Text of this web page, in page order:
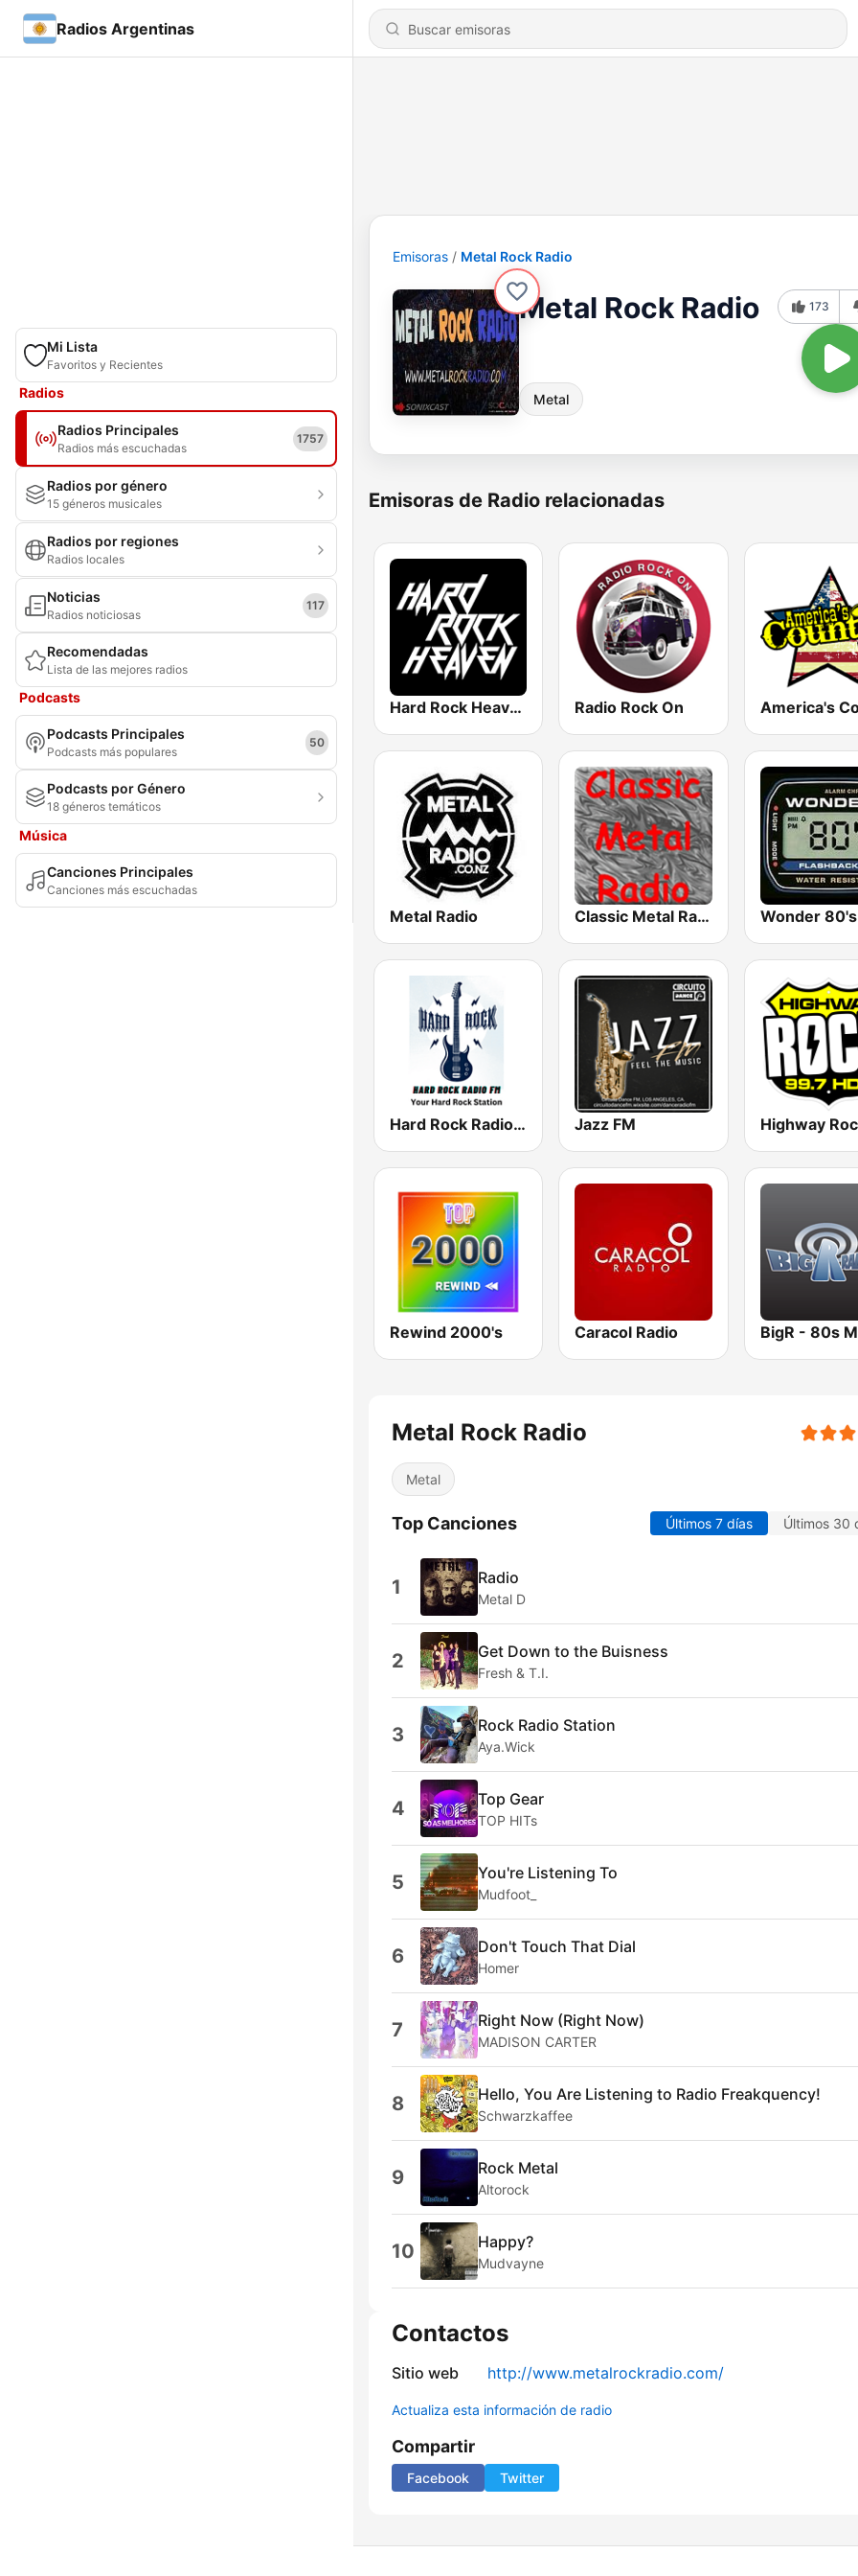
Radios Argentinas
Mi Lista
Favoritos y Recientes
Radios
Radios Principales
Radios más escuchadas
1757
Radios por género
15 géneros musicales
Radios por regiones
Radios locales
Noticias
Radios noticiosas
117
Recomendadas
Lista de las mejores radios
Podcasts
Podcasts Principales
Podcasts más populares
50
Podcasts por Género
18 géneros temáticos
Música
Canciones Principales
Canciones más escuchadas
Emisoras Metal Rock Radio
Metal Rock Radio
Metal
173
Emisoras de Radio relacionadas
Hard Rock Heaven Radio Rock On
Metal Radio Classic Metal Radio Wonder 80's
Hard Rock Radio FM Jazz FM Highway
Rewind 2000's Caracol Radio
Metal Rock Radio
Metal
Top Canciones Últimos 7 días Últimos 30
1 Radio
Metal D
2 Get Down to the Buisness
Fresh & T.I.
3 Rock Radio Station
Aya.Wick
4 Top Gear
TOP HITs
5 You're Listening To
Mudfoot_
6 Don't Touch That Dial
Homer
7 Right Now (Right Now)
MADISON CARTER
8 Hello, You Are Listening to Radio Freakquency!
Schwarzkaffee
9 Rock Metal
Altorock
10 Happy?
Mudvayne
Contactos
Sitio web http://www.metalrockradio.com/
Actualiza esta información de radio
Compartir
Facebook Twitter